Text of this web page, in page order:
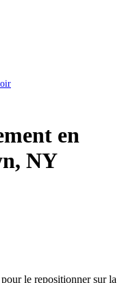
en
NY
le repositionner sur la